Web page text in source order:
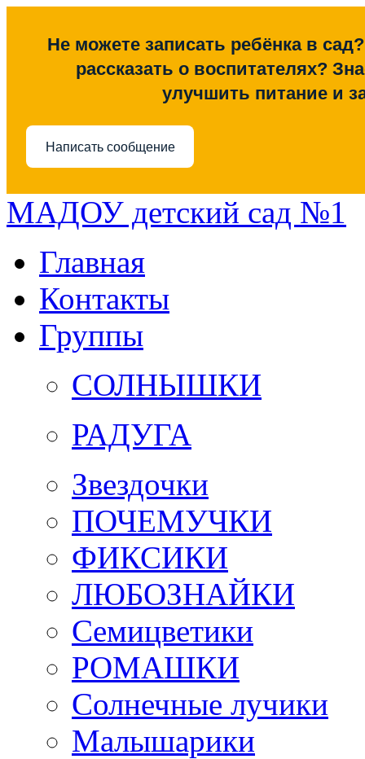
Не можете записать ребёнка в
рассказать о воспитателях?
улучшить питание и
Написать сообщение
МАДОУ детский сад №1
Главная
Контакты
Группы
СОЛНЫШКИ
РАДУГА
Звездочки
ПОЧЕМУЧКИ
ФИКСИКИ
ЛЮБОЗНАЙКИ
Семицветики
РОМАШКИ
Солнечные лучики
Малышарики